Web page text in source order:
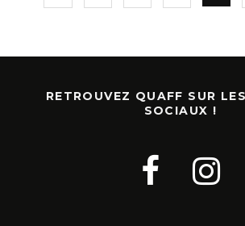
RETROUVEZ QUAFF SUR
SOCIAUX !